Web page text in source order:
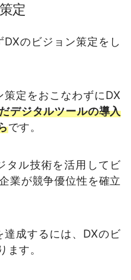
定
のビジョン策定をし
定をおこなわずにDX
デジタルツールの導入
です。
タル技術を活用してビ
業が競争優位性を確立
成するには、DXのビ
ます。